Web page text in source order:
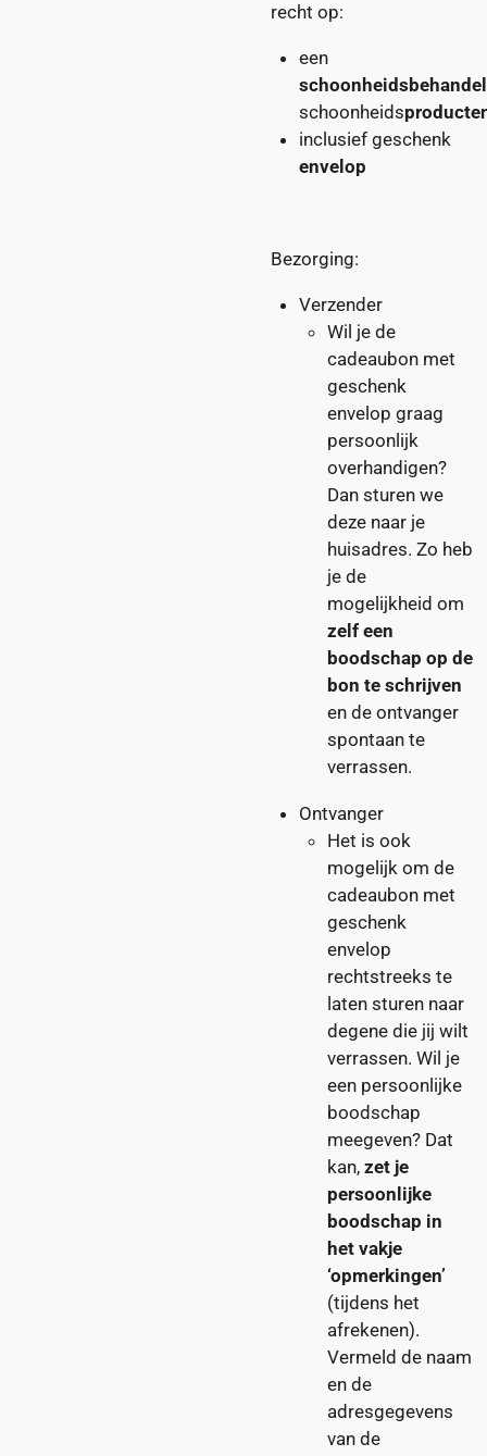
recht op:
een
schoonheids
inclusief geschenk
envelop
Bezorging:
Verzender
Wil je de
cadeaubon met
geschenk
envelop graag
persoonlijk
overhandigen?
Dan sturen we
deze naar je
huisadres. Zo heb
je de
mogelijkheid om
zelf een
boodschap op de
bon te schrijven
en de ontvanger
spontaan te
verrassen.
Ontvanger
Het is ook
mogelijk om de
cadeaubon met
geschenk
envelop
rechtstreeks te
laten sturen naar
degene die jij wilt
verrassen. Wil je
een persoonlijke
boodschap
meegeven? Dat
kan, zet je
persoonlijke
boodschap in
het vakje
‘opmerkingen’
(tijdens het
afrekenen).
Vermeld de naam
en de
adresgegevens
van de